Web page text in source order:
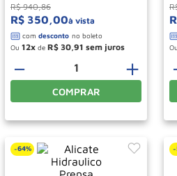
R$ 940,86
R$ 350,00à vista
Ou 12 de R$ 30,91
＋
－
COMPRAR
Ou
-64% -